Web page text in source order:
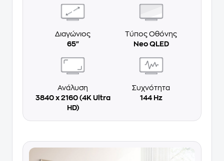
Διαγώνιος
65"
Τύπος Οθόνης
Neo QLED
Ανάλυση
3840 x 2160 (4K Ultra
HD)
Συχνότητα
144 Hz